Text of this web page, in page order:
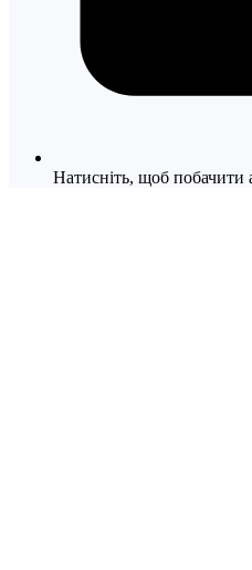
Натисніть, щоб побачити